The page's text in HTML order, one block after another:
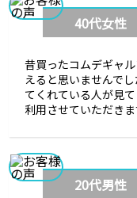
40代女性
昔買ったコムデギャ
えると思いませんで
てくれている人が見
利用させていただきま
20代男性